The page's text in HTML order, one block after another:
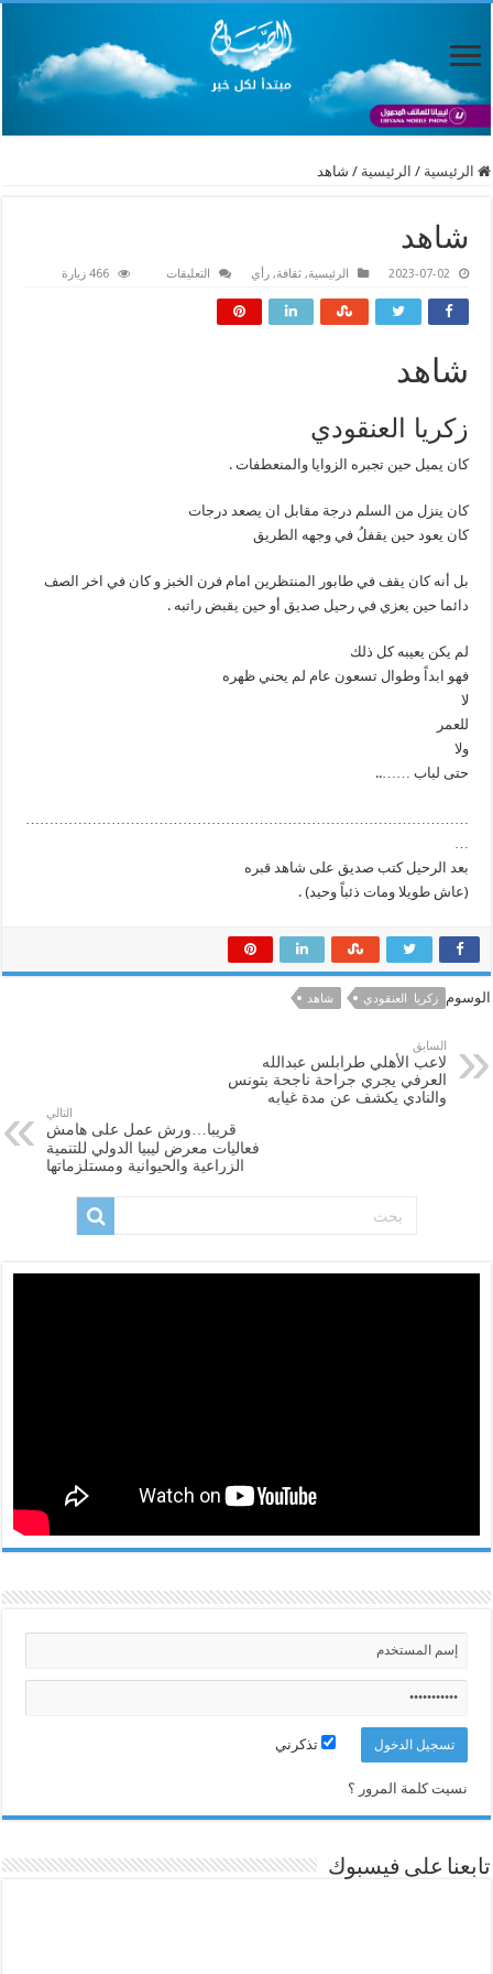
الرئيسية / الرئيسية / شاهد
شاهد
2023-07-02 الرئيسية,ثقافة,رأي التعليقات 466 زيارة
شاهد
زكريا العنقودي
كان يميل حين تجبره الزوايا والمنعطفات .
كان ينزل من السلم درجة مقابل ان يصعد درجات
كان يعود حين يقفلُ في وجهه الطريق
بل أنه كان يقف في طابور المنتظرين امام فرن الخبز و كان في اخر الصف
دائما حين يعزي في رحيل صديق أو حين يقبض راتبه .
لم يكن يعيبه كل ذلك
فهو ابداً وطوال تسعون عام لم يحني ظهره
لا
للعمر
ولا
حتى لباب ……..
…………………………………………………………………………………
…
بعد الرحيل كتب صديق على شاهد قبره
(عاش طويلا ومات ذئباً وحيد) .
الوسوم زكريا العنقودي شاهد
السابق
لاعب الأهلي طرابلس عبدالله
العرفي يجري جراحة ناجحة بتونس
والنادي يكشف عن مدة غيابه
التالي
قريبا…ورش عمل على هامش
فعاليات معرض ليبيا الدولي للتنمية
الزراعية والحيوانية ومستلزماتها
تذكرني
نسيت كلمة المرور ؟
تابعنا على فيسبوك